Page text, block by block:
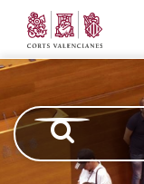
Pasar
contenido
principal
Corts
Valencianes